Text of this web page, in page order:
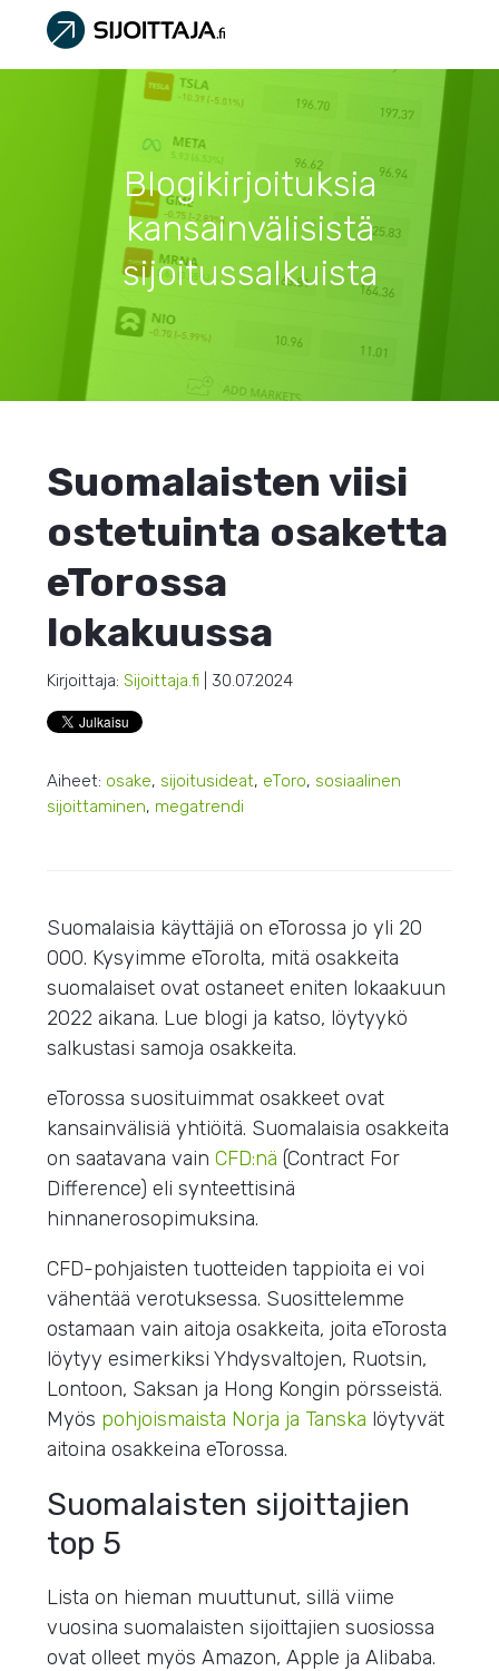
Blogikirjoituksia
kansainvälisistä
sijoitussalkuista
Suomalaisten viisi
ostetuinta osaketta
eTorossa
lokakuussa
Kirjoittaja: Sijoittaja.fi | 30.07.2024
Aiheet: osake, sijoitusideat, eToro, sosiaalinen
sijoittaminen, megatrendi
Suomalaisia käyttäjiä on eTorossa jo yli 20
000. Kysyimme eTorolta, mitä osakkeita
suomalaiset ovat ostaneet eniten lokaakuun
2022 aikana. Lue blogi ja katso, löytyykö
salkustasi samoja osakkeita.
eTorossa suosituimmat osakkeet ovat
kansainvälisiä yhtiöitä. Suomalaisia osakkeita
on saatavana vainCFD:nä (Contract For
Difference) eli synteettisinä
hinnanerosopimuksina.
CFD-pohjaisten tuotteiden tappioita ei voi
vähentää verotuksessa. Suosittelemme
ostamaan vain aitoja osakkeita, joita eTorosta
löytyy esimerkiksi Yhdysvaltojen, Ruotsin,
Lontoon, Saksan ja Hong Kongin pörsseistä.
Myös pohjoismaista Norja ja Tanska löytyvät
aitoina osakkeina eTorossa.
Suomalaisten sijoittajien
top 5
Lista on hieman muuttunut, sillä viime
vuosina suomalaisten sijoittajien suosiossa
ovat olleet myös Amazon, Apple ja Alibaba.